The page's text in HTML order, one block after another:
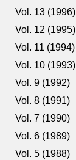
Vol. 13 (1996)
Vol. 12 (1995)
Vol. 11 (1994)
Vol. 10 (1993)
Vol. 9 (1992)
Vol. 8 (1991)
Vol. 7 (1990)
Vol. 6 (1989)
Vol. 5 (1988)